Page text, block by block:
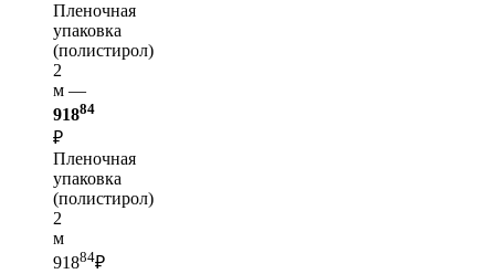
Пленочная
упаковка
(полистирол)
2
м —
91884
₽
Пленочная
упаковка
(полистирол)
2
м
91884₽